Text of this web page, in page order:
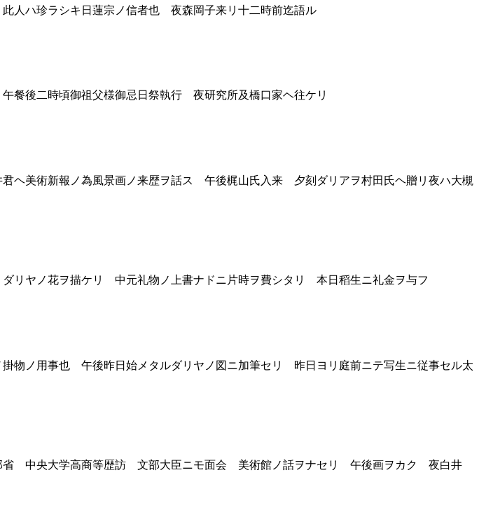
ハ珍ラシキ日蓮宗ノ信者也 夜森岡子来リ十二時前迄語ル
後二時頃御祖父様御忌日祭執行 夜研究所及橋口家ヘ往ケリ
術新報ノ為風景画ノ来歴ヲ話ス 午後梶山氏入来 夕刻ダリアヲ村田氏ヘ贈リ夜ハ大槻
ノ花ヲ描ケリ 中元礼物ノ上書ナドニ片時ヲ費シタリ 本日稻生ニ礼金ヲ与フ
ノ用事也 午後昨日始メタルダリヤノ図ニ加筆セリ 昨日ヨリ庭前ニテ写生ニ従事セル太
央大学高商等歴訪 文部大臣ニモ面会 美術館ノ話ヲナセリ 午後画ヲカク 夜白井